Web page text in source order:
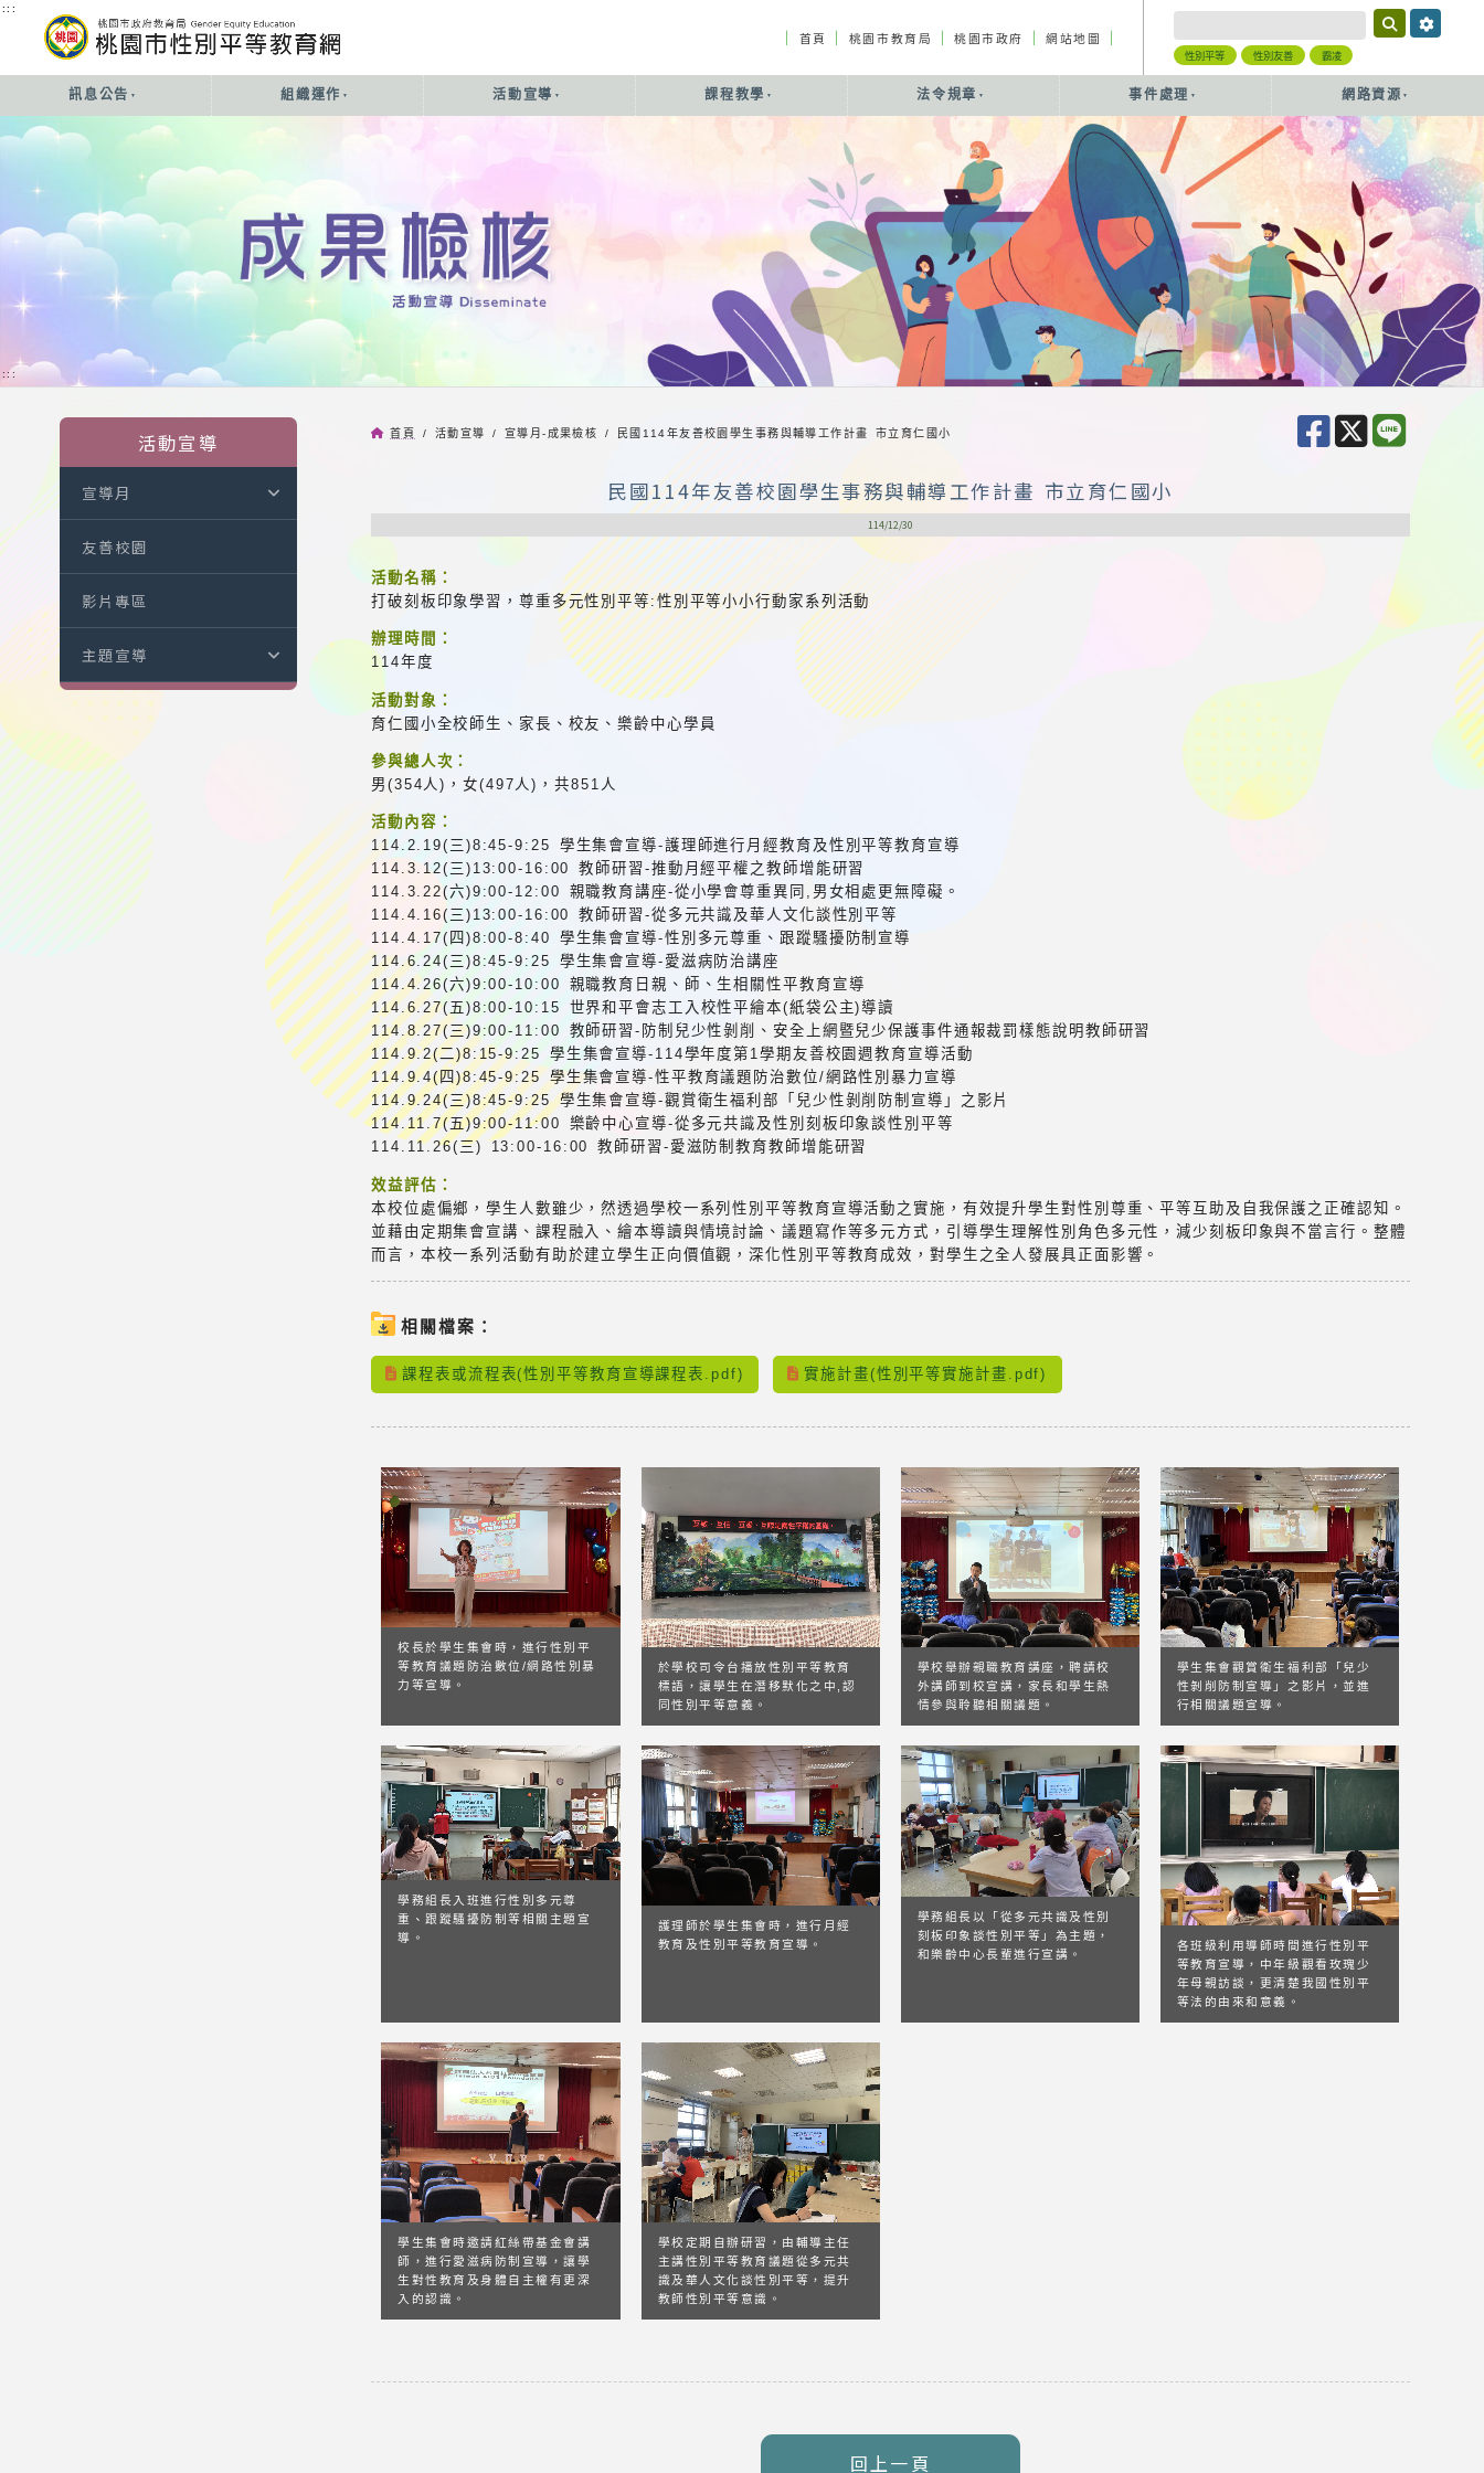
:::
首頁 桃園市教育局 桃園市政府 網站地圖
性別平等 性別友善 霸凌
訊息公告 組織運作 活動宣導 課程教學 法令規章 事件處理 網路資源
:::
活動宣導
宣導月
友善校園
影片專區
主題宣導
首頁 / 活動宣導 / 宣導月-成果檢核 / 民國114年友善校園學生事務與輔導工作計畫 市立育仁國小
民國114年友善校園學生事務與輔導工作計畫 市立育仁國小
114/12/30
活動名稱：
打破刻板印象學習，尊重多元性別平等:性別平等小小行動家系列活動
辦理時間：
114年度
活動對象：
育仁國小全校師生、家長、校友、樂齡中心學員
參與總人次：
男(354人)，女(497人)，共851人
活動內容：
114.2.19(三)8:45-9:25 學生集會宣導-護理師進行月經教育及性別平等教育宣導
114.3.12(三)13:00-16:00 教師研習-推動月經平權之教師增能研習
114.3.22(六)9:00-12:00 親職教育講座-從小學會尊重異同,男女相處更無障礙。
114.4.16(三)13:00-16:00 教師研習-從多元共識及華人文化談性別平等
114.4.17(四)8:00-8:40 學生集會宣導-性別多元尊重、跟蹤騷擾防制宣導
114.6.24(三)8:45-9:25 學生集會宣導-愛滋病防治講座
114.4.26(六)9:00-10:00 親職教育日親、師、生相關性平教育宣導
114.6.27(五)8:00-10:15 世界和平會志工入校性平繪本(紙袋公主)導讀
114.8.27(三)9:00-11:00 教師研習-防制兒少性剝削、安全上網暨兒少保護事件通報裁罰樣態說明教師研習
114.9.2(二)8:15-9:25 學生集會宣導-114學年度第1學期友善校園週教育宣導活動
114.9.4(四)8:45-9:25 學生集會宣導-性平教育議題防治數位/網路性別暴力宣導
114.9.24(三)8:45-9:25 學生集會宣導-觀賞衛生福利部「兒少性剝削防制宣導」之影片
114.11.7(五)9:00-11:00 樂齡中心宣導-從多元共識及性別刻板印象談性別平等
114.11.26(三) 13:00-16:00 教師研習-愛滋防制教育教師增能研習
效益評估：
本校位處偏鄉，學生人數雖少，然透過學校一系列性別平等教育宣導活動之實施，有效提升學生對性別尊重、平等互助及自我保護之正確認知。
並藉由定期集會宣講、課程融入、繪本導讀與情境討論、議題寫作等多元方式，引導學生理解性別角色多元性，減少刻板印象與不當言行。整體
而言，本校一系列活動有助於建立學生正向價值觀，深化性別平等教育成效，對學生之全人發展具正面影響。
相關檔案：
課程表或流程表(性別平等教育宣導課程表.pdf) 實施計畫(性別平等實施計畫.pdf)
校長於學生集會時，進行性別平
等教育議題防治數位/網路性別暴
力等宣導。
於學校司令台播放性別平等教育
標語，讓學生在潛移默化之中,認
同性別平等意義。
學校舉辦親職教育講座，聘請校
外講師到校宣講，家長和學生熱
情參與聆聽相關議題。
學生集會觀賞衛生福利部「兒少
性剝削防制宣導」之影片，並進
行相關議題宣導。
學務組長入班進行性別多元尊
重、跟蹤騷擾防制等相關主題宣
導。
護理師於學生集會時，進行月經
教育及性別平等教育宣導。
學務組長以「從多元共識及性別
刻板印象談性別平等」為主題，
和樂齡中心長輩進行宣講。
各班級利用導師時間進行性別平
等教育宣導，中年級觀看玫瑰少
年母親訪談，更清楚我國性別平
等法的由來和意義。
學生集會時邀請紅絲帶基金會講
師，進行愛滋病防制宣導，讓學
生對性教育及身體自主權有更深
入的認識。
學校定期自辦研習，由輔導主任
主講性別平等教育議題從多元共
識及華人文化談性別平等，提升
教師性別平等意識。
回上一頁
:::